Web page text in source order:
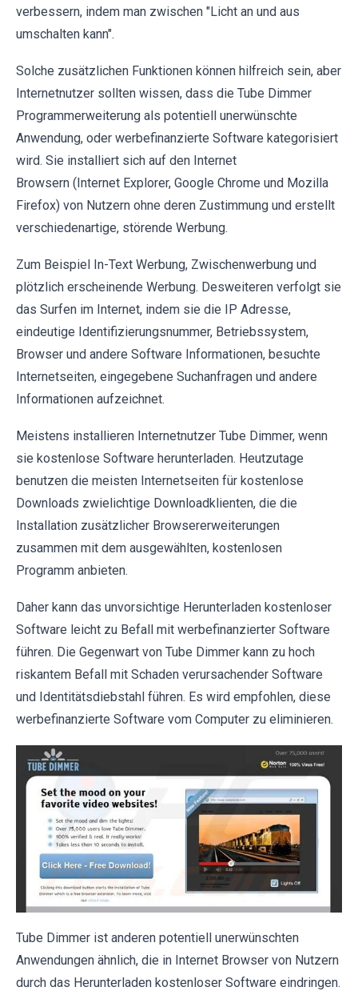
verbessern, indem man zwischen "Licht an und aus
umschalten kann".
Solche zusätzlichen Funktionen können hilfreich sein, aber
Internetnutzer sollten wissen, dass die Tube Dimmer
Programmerweiterung als potentiell unerwünschte
Anwendung, oder werbefinanzierte Software kategorisiert
wird. Sie installiert sich auf den Internet
Browsern (Internet Explorer, Google Chrome und Mozilla
Firefox) von Nutzern ohne deren Zustimmung und erstellt
verschiedenartige, störende Werbung.
Zum Beispiel In-Text Werbung, Zwischenwerbung und
plötzlich erscheinende Werbung. Desweiteren verfolgt sie
das Surfen im Internet, indem sie die IP Adresse,
eindeutige Identifizierungsnummer, Betriebssystem,
Browser und andere Software Informationen, besuchte
Internetseiten, eingegebene Suchanfragen und andere
Informationen aufzeichnet.
Meistens installieren Internetnutzer Tube Dimmer, wenn
sie kostenlose Software herunterladen. Heutzutage
benutzen die meisten Internetseiten für kostenlose
Downloads zwielichtige Downloadklienten, die die
Installation zusätzlicher Browsererweiterungen
zusammen mit dem ausgewählten, kostenlosen
Programm anbieten.
Daher kann das unvorsichtige Herunterladen kostenloser
Software leicht zu Befall mit werbefinanzierter Software
führen. Die Gegenwart von Tube Dimmer kann zu hoch
riskantem Befall mit Schaden verursachender Software
und Identitätsdiebstahl führen. Es wird empfohlen, diese
werbefinanzierte Software vom Computer zu eliminieren.
Tube Dimmer ist anderen potentiell unerwünschten
Anwendungen ähnlich, die in Internet Browser von Nutzern
durch das Herunterladen kostenloser Software eindringen.